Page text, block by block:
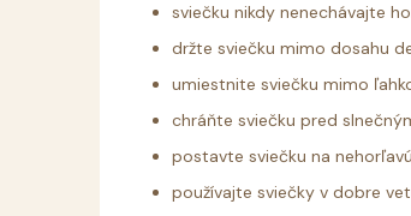
sviečku nikdy nenechávajte
držte sviečku mimo dosahu
umiestnite sviečku mimo
chráňte sviečku pred
postavte sviečku na
používajte sviečky v dobre